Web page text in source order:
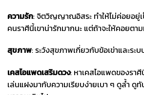
ความรัก: จิตวิญญาณอิสระ ทำให้ไม่ค่อยอยู่
คนราศีนี้เขาน่ารักมากนะ แต่ถ้าจะให้คอยตา
สุขภาพ: ระวังสุขภาพเกี่ยวกับข้อเข่าและระบ
เคสไอแพดเสริมดวง: หาเคสไอแพดของรา
เล่นแฝงมากับความเรียบง่ายเบา ๆ ดูล้ำ ดู